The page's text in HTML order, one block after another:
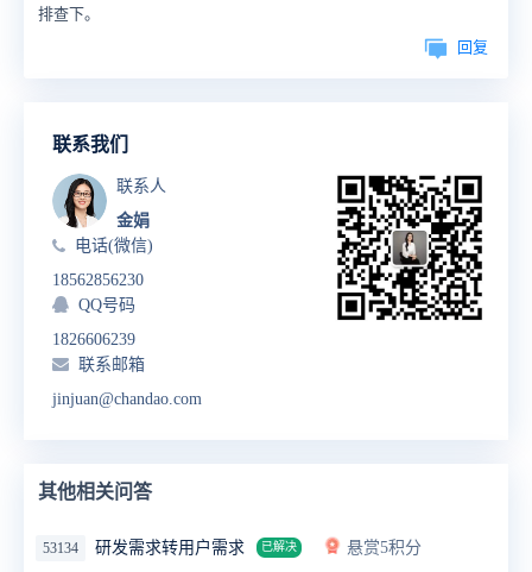
排查下。
回复
联系我们
联系人
金娟
电话(微信)
18562856230
QQ号码
1826606239
联系邮箱
jinjuan@chandao.com
其他相关问答
53134 研发需求转用户需求 已解决
悬赏5积分